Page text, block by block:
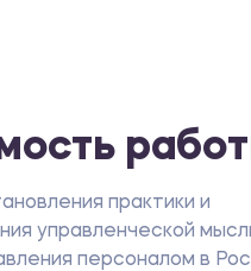
практики и
управленческой
персоналом в